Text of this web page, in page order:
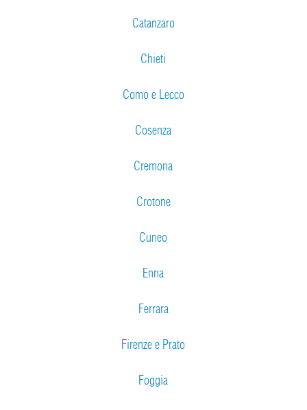
Catanzaro
Chieti
Como e Lecco
Cosenza
Cremona
Crotone
Cuneo
Enna
Ferrara
Firenze e Prato
Foggia